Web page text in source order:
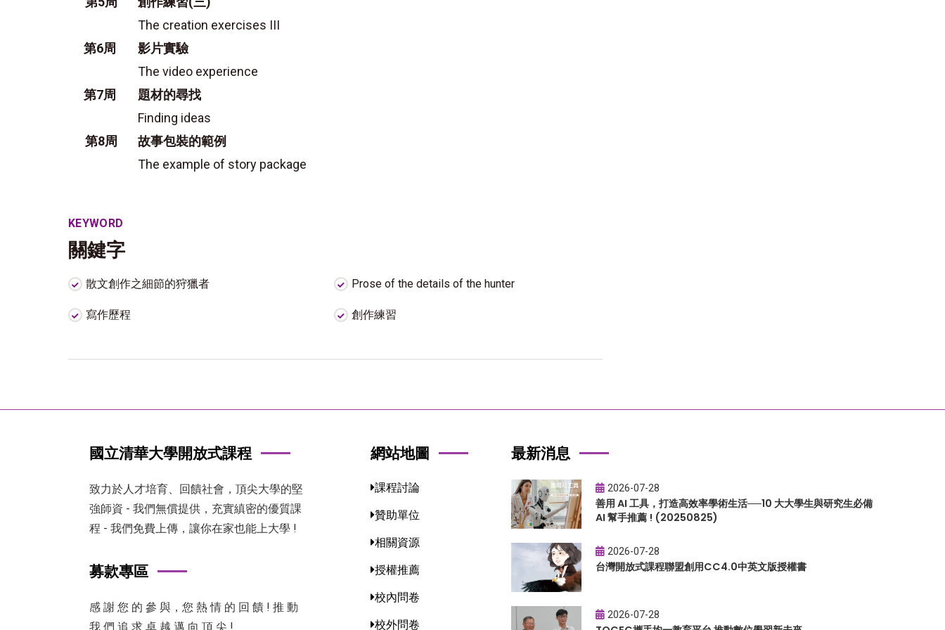
The creation exercises III
第6周
影片實驗
The video experience
第7周
題材的尋找
Finding ideas
第8周
故事包裝的範例
The example of story package
KEYWORD
關鍵字
散文創作之細節的狩獵者 Prose of the details of the hunter
寫作歷程 創作練習
國立清華大學開放式課程
致力於人才培育、回饋社會，頂尖大學的堅
強師資 - 我們無償提供，充實縝密的優質課
程 - 我們免費上傳，讓你在家也能上大學 !
募款專區
感 謝 您 的 參 與，您 熱 情 的 回 饋 ! 推 動
我 們 追 求 卓 越 邁 向 頂 尖 !
網站地圖
課程討論
贊助單位
相關資源
授權推薦
校內問卷
校外問卷
最新消息
2026-07-28
善用 AI 工具，打造高效率學術生活──10 大大學生與研究生必備
AI 幫手推薦 ! (20250825)
2026-07-28
台灣開放式課程聯盟創用CC4.0中英文版授權書
2026-07-28